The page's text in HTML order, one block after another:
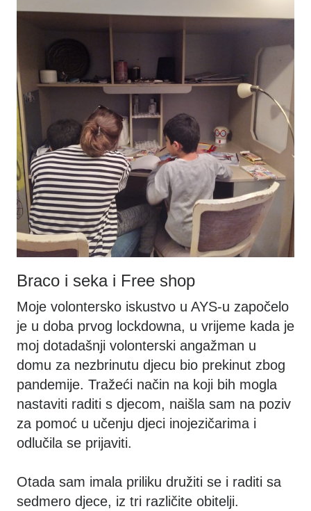
Braco i seka i Free shop
​Moje volontersko iskustvo u AYS-u započelo
je u doba prvog lockdowna, u vrijeme kada je
moj dotadašnji volonterski angažman u
domu za nezbrinutu djecu bio prekinut zbog
pandemije. Tražeći način na koji bih mogla
nastaviti raditi s djecom, naišla sam na poziv
za pomoć u učenju djeci inojezičarima i
odlučila se prijaviti.
Otada sam imala priliku družiti se i raditi sa
sedmero djece, iz tri različite obitelji.